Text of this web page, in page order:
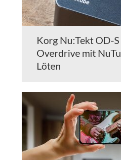
Korg Nu:Tekt OD-
Overdrive mit
Löten